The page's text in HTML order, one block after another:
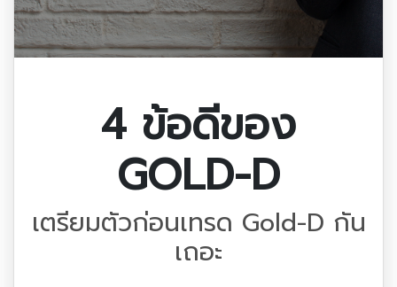
4 ข้อดีของ
GOLD-D
เตรียมตัวก่อนเทรด Gold-D กัน
เถอะ